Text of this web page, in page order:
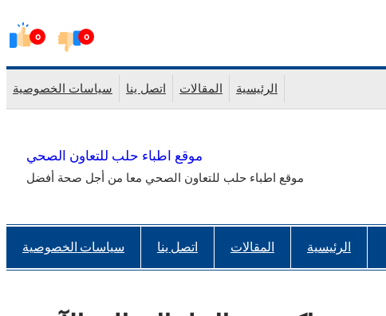
0 0
content
سياسات الخصوصية اتصل ينا المقالات الرئيسية
موقع اطباء حلب للتعاون الصحي
موقع اطباء حلب للتعاون الصحي معا من أجل صحة أفضل
سياسات الخصوصية اتصل ينا المقالات الرئيسية